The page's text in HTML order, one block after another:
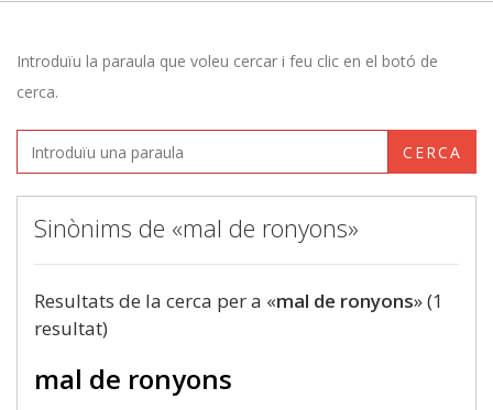
Introduïu la paraula que voleu cercar i feu clic en el botó de
cerca.
CERCA
Sinònims de «mal de ronyons»
Resultats de la cerca per a «mal de ronyons» (1
resultat)
mal de ronyons